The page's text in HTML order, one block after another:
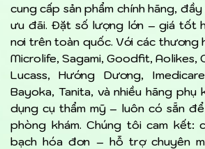
cung cấp sản phẩm chính hãng,
ưu đãi. Đặt số lượng lớn – giá tốt
nơi trên toàn quốc. Với các thương
Microlife, Sagami, Goodfit, Aolikes,
Lucass, Hướng Dương,
Bayoka, Tanita, và nhiều hãng phụ
dụng cụ thẩm mỹ – luôn có sẵn
phòng khám. Chúng tôi cam kết:
bạch hóa đơn – hỗ trợ chuyên